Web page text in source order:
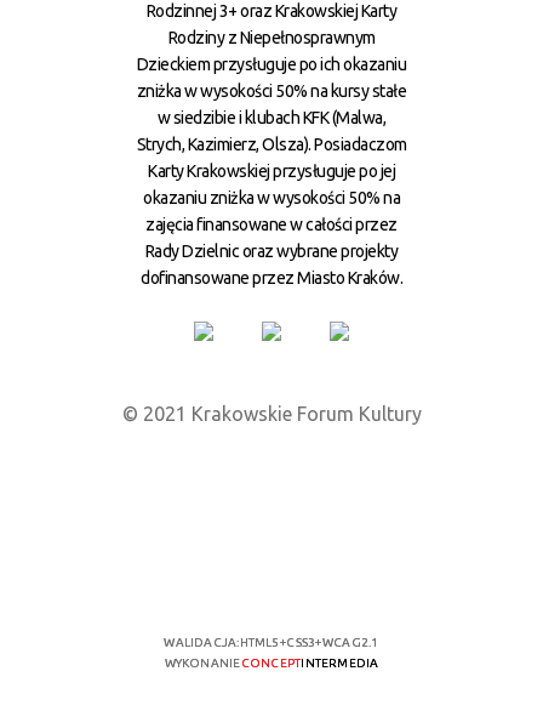
Rodzinnej 3+ oraz Krakowskiej Karty
Rodziny z Niepełnosprawnym
Dzieckiem przysługuje po ich okazaniu
zniżka w wysokości 50% na kursy stałe
w siedzibie i klubach KFK (Malwa,
Strych, Kazimierz, Olsza). Posiadaczom
Karty Krakowskiej przysługuje po jej
okazaniu zniżka w wysokości 50% na
zajęcia finansowane w całości przez
Rady Dzielnic oraz wybrane projekty
dofinansowane przez Miasto Kraków.
© 2021 Krakowskie Forum Kultury
WALIDACJA: HTML5+CSS3+WCAG 2.1
WYKONANIECONCEPTINTERMEDIA